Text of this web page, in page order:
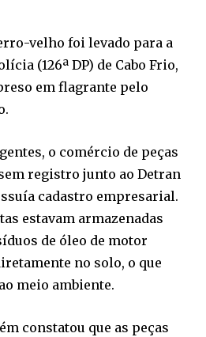
velho foi levado para a
(126ª DP) de Cabo Frio,
em flagrante pelo
o comércio de peças
registro junto ao Detran
cadastro empresarial.
estavam armazenadas
de óleo de motor
no solo, o que
meio ambiente.
constatou que as peças